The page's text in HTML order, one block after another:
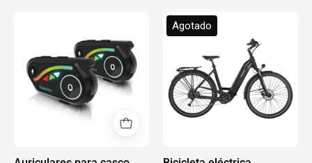
para
casco
para
conducir,
Intercomunicador
(1
eléctrica
GRUNDIG
GCB-
1
negra
Agotado